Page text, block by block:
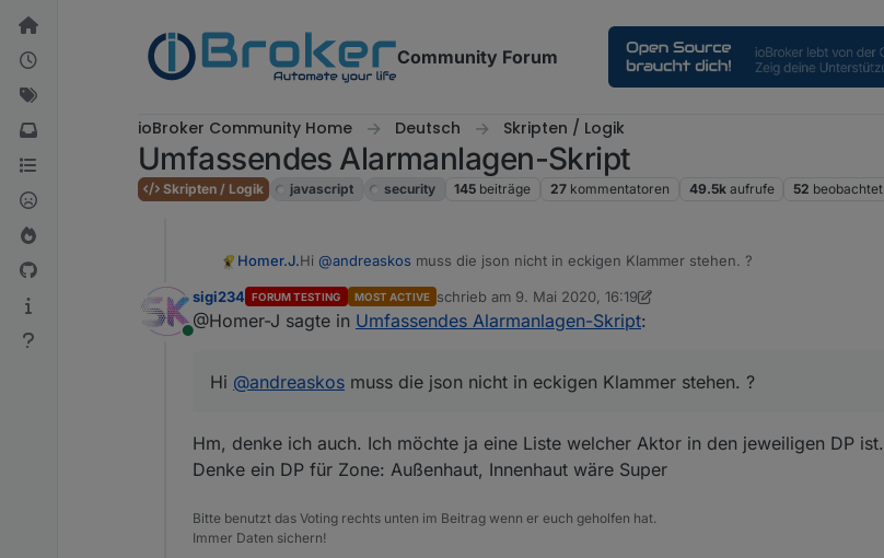
Weiter zum Inhalt
Community Forum
ioBroker Community Home Deutsch Skripten / Logik
Umfassendes Alarmanlagen-Skript
Skripten / Logik javascript security 145 beiträge 27 kommentatoren 49.5k aufrufe 52 beobachtet
Homer.J.Hi @andreaskos muss die json nicht in eckigen Klammer stehen. ?
Online
sigi234 FORUM TESTING MOST ACTIVE schrieb am 9. Mai 2020, 16:19
zuletzt editiert von sigi2345. Sept. 2020, 18:21
@Homer-J sagte in Umfassendes Alarmanlagen-Skript:
Hi @andreaskos muss die json nicht in eckigen Klammer stehen. ?
Hm, denke ich auch. Ich möchte ja eine Liste welcher Aktor in den jeweiligen DP ist.
Denke ein DP für Zone: Außenhaut, Innenhaut wäre Super
Bitte benutzt das Voting rechts unten im Beitrag wenn er euch geholfen hat.
Immer Daten sichern!